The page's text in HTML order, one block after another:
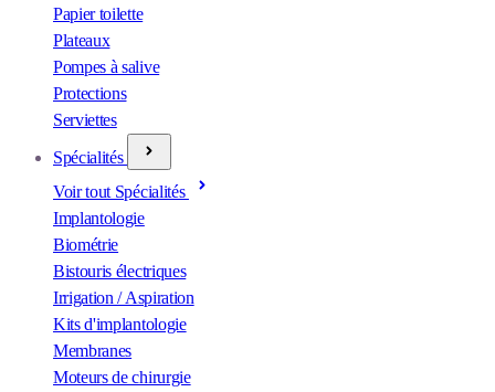
Papier toilette
Plateaux
Pompes à salive
Protections
Serviettes
Spécialités
Voir tout Spécialités
Implantologie
Biométrie
Bistouris électriques
Irrigation / Aspiration
Kits d'implantologie
Membranes
Moteurs de chirurgie